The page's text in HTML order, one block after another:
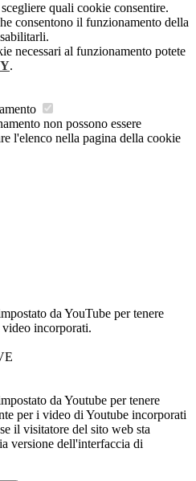
quali cookie consentire.
consentono il funzionamento della
necessari al funzionamento potete
.
non possono essere
l'elenco nella pagina della cookie
da YouTube per tenere
incorporati.
da Youtube per tenere
per i video di Youtube incorporati
il visitatore del sito web sta
versione dell'interfaccia di